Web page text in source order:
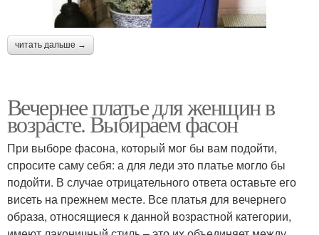
читать дальше →
Вечернее платье для женщин в
возрасте. Выбираем фасон
При выборе фасона, который мог бы вам подойти,
спросите саму себя: а для леди это платье могло бы
подойти. В случае отрицательного ответа оставьте его
висеть на прежнем месте. Все платья для вечернего
образа, относящиеся к данной возрастной категории,